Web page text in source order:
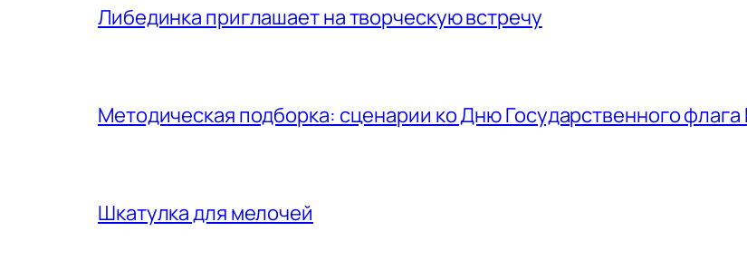
Либединка приглашает на творческую встречу
Методическая подборка: сценарии ко Дню Государственного флага
Шкатулка для мелочей